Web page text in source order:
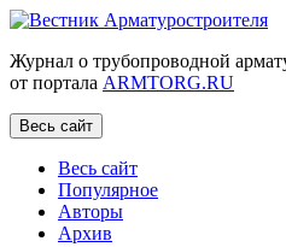
Журнал о трубопроводной
от портала ARMTORG.RU
Весь сайт
Весь сайт
Популярное
Авторы
Архив